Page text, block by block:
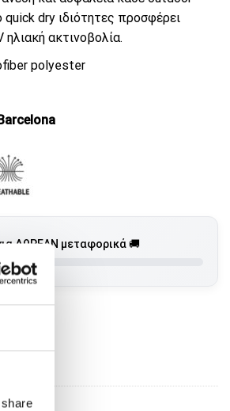
dry ιδιότητες προσφέρει
ακτινοβολία.
polyester
ΔΩΡΕΑΝ μεταφορικά 🚚